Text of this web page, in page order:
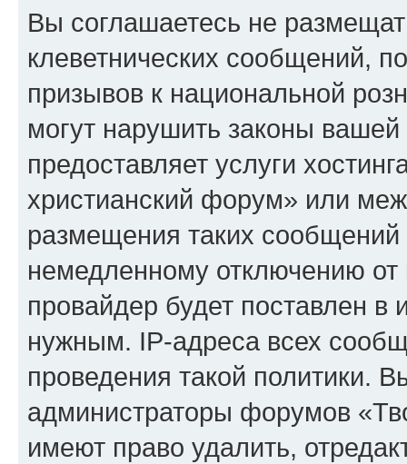
Вы соглашаетесь не
клеветнических сообщений,
призывов к национальной
могут нарушить законы
предоставляет услуги
христианский форум» или
размещения таких
немедленному отключению
провайдер будет поставлен в
нужным. IP-адреса всех
проведения такой политики.
администраторы форумов
имеют право удалить,